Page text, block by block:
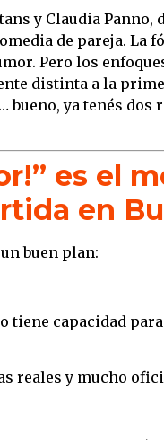
y Claudia Panno,
de pareja. La
Pero los
distinta a la
ya tenés dos
es el
en
buen plan:
tiene capacidad
reales y mucho